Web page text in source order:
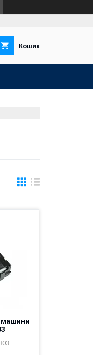
Кошик
машини